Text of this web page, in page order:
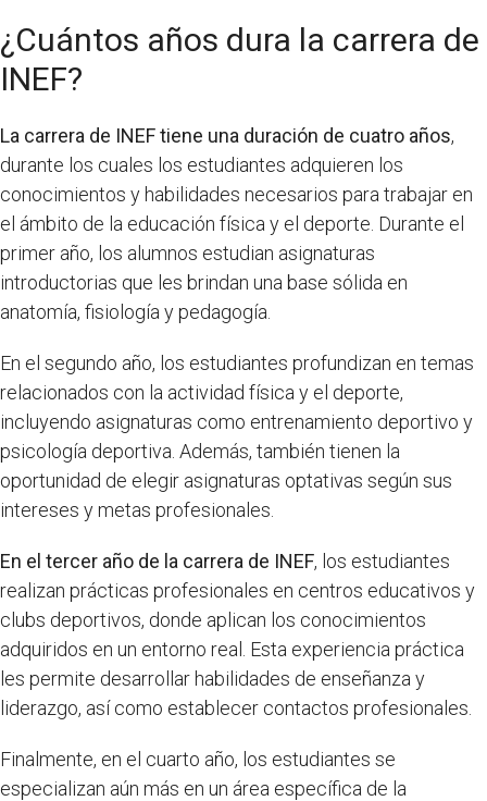
¿Cuántos años dura la carrera de
INEF?
La carrera de INEF tiene una duración de cuatro años,
durante los cuales los estudiantes adquieren los
conocimientos y habilidades necesarios para trabajar en
el ámbito de la educación física y el deporte. Durante el
primer año, los alumnos estudian asignaturas
introductorias que les brindan una base sólida en
anatomía, fisiología y pedagogía.
En el segundo año, los estudiantes profundizan en temas
relacionados con la actividad física y el deporte,
incluyendo asignaturas como entrenamiento deportivo y
psicología deportiva. Además, también tienen la
oportunidad de elegir asignaturas optativas según sus
intereses y metas profesionales.
En el tercer año de la carrera de INEF, los estudiantes
realizan prácticas profesionales en centros educativos y
clubs deportivos, donde aplican los conocimientos
adquiridos en un entorno real. Esta experiencia práctica
les permite desarrollar habilidades de enseñanza y
liderazgo, así como establecer contactos profesionales.
Finalmente, en el cuarto año, los estudiantes se
especializan aún más en un área específica de la